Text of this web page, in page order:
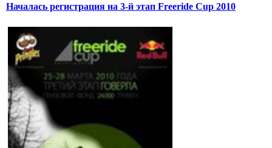
Началась регистрация на 3-й этап Freeride Cup 2010